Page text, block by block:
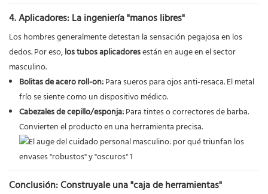
4. Aplicadores: La ingeniería "manos libres"
Los hombres generalmente detestan la sensación pegajosa en los
dedos. Por eso,los tubos aplicadoresestán en auge en el sector
masculino.
Bolitas de acero roll-on:Para sueros para ojos anti-resaca. El metal
frío se siente como un dispositivo médico.
Cabezales de cepillo/esponja:Para tintes o correctores de barba.
Convierten el producto en una herramienta precisa.
Conclusión: Construyale una "caja de herramientas"